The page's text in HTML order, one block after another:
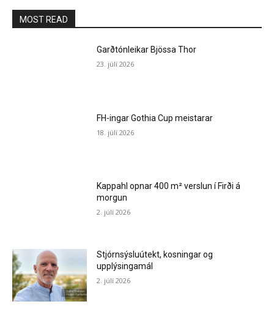
MOST READ
Garðtónleikar Bjössa Thor
23. júlí 2026
FH-ingar Gothia Cup meistarar
18. júlí 2026
Kappahl opnar 400 m² verslun í Firði á
morgun
2. júlí 2026
Stjórnsýsluútekt, kosningar og
upplýsingamál
2. júlí 2026